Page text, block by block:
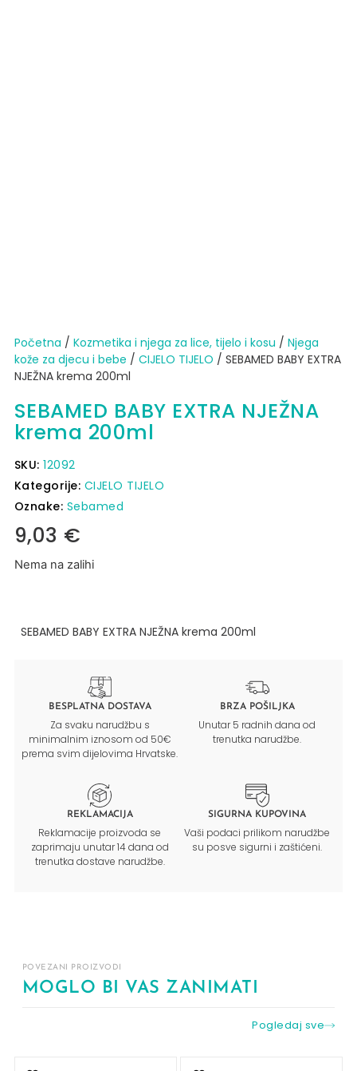
Početna / Kozmetika i njega za lice, tijelo i kosu / Njega
kože za djecu i bebe / CIJELO TIJELO / SEBAMED BABY EXTRA
NJEŽNA krema 200ml
SEBAMED BABY EXTRA NJEŽNA
krema 200ml
SKU:12092
Kategorije: CIJELO TIJELO
Oznake: Sebamed
9,03 €
Nema na zalihi
SEBAMED BABY EXTRA NJEŽNA krema 200ml
BESPLATNA DOSTAVA
Za svaku narudžbu s
minimalnim iznosom od 50€
prema svim dijelovima Hrvatske.
BRZA POŠILJKA
Unutar 5 radnih dana od
trenutka narudžbe.
REKLAMACIJA
Reklamacije proizvoda se
zaprimaju unutar 14 dana od
trenutka dostave narudžbe.
SIGURNA KUPOVINA
Vaši podaci prilikom narudžbe
su posve sigurni i zaštićeni.
POVEZANI PROIZVODI
MOGLO BI VAS ZANIMATI
Pogledaj sve